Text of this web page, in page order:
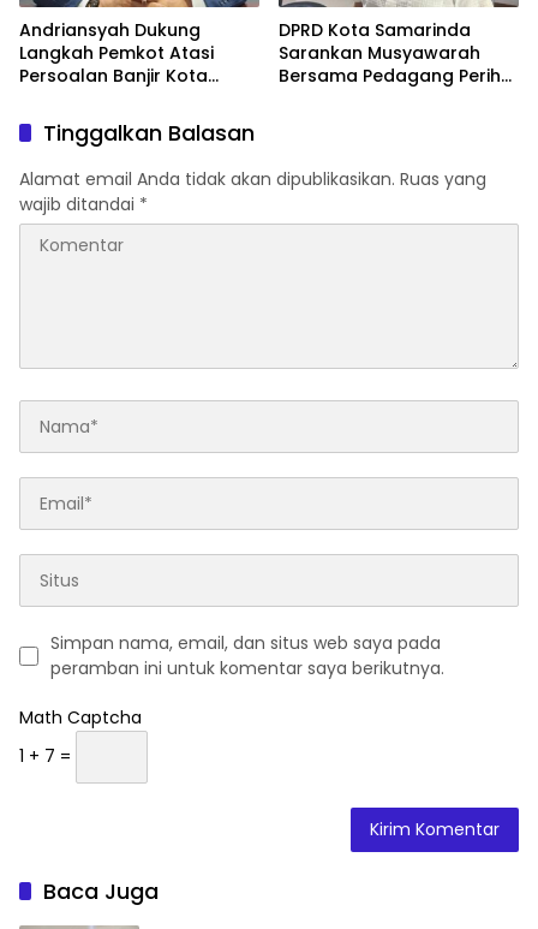
Andriansyah Dukung
Langkah Pemkot Atasi
Persoalan Banjir Kota
DPRD Kota Samarinda
Sarankan Musyawarah
Bersama Pedagang Perihal
Tinggalkan Balasan
Alamat email Anda tidak akan dipublikasikan. Ruas yang
wajib ditandai *
Simpan nama, email, dan situs web saya pada
peramban ini untuk komentar saya berikutnya.
Math Captcha
1 + 7 =
Baca Juga